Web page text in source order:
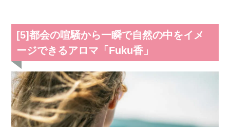
[5]都会の喧騒から一瞬で自然の中をイメ
ージできるアロマ「Fuku香」